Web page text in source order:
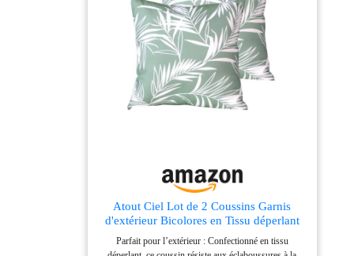
Atout Ciel Lot de 2 Coussins Garnis
d'extérieur Bicolores en Tissu déperlant
40x40cm, Vert imprimé/uni
Parfait pour l’extérieur : Confectionné en tissu